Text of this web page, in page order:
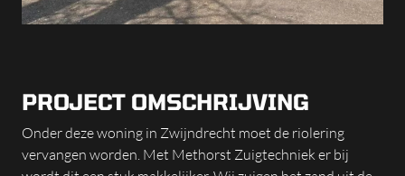
PROJECT OMSCHRIJVING
Onder deze woning in Zwijndrecht moet de riolering
vervangen worden. Met Methorst Zuigtechniek er bij